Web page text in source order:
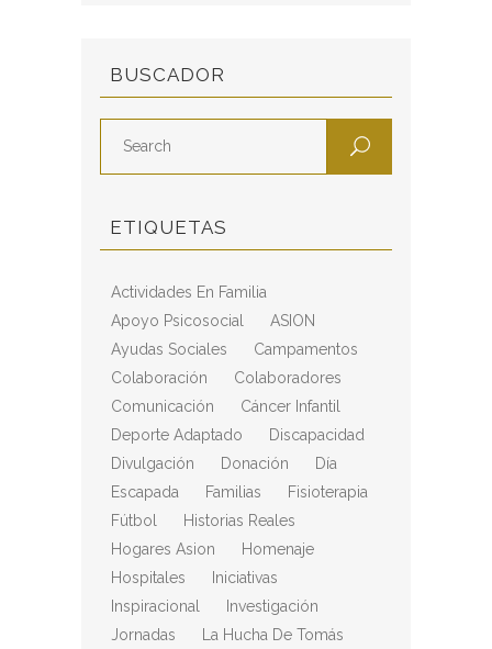
BUSCADOR
ETIQUETAS
Actividades En Familia
Apoyo Psicosocial
ASION
Ayudas Sociales
Campamentos
Colaboración
Colaboradores
Comunicación
Cáncer Infantil
Deporte Adaptado
Discapacidad
Divulgación
Donación
Día
Escapada
Familias
Fisioterapia
Fútbol
Historias Reales
Hogares Asion
Homenaje
Hospitales
Iniciativas
Inspiracional
Investigación
Jornadas
La Hucha De Tomás